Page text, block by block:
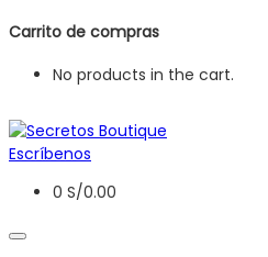
Carrito de compras
No products in the cart.
Escríbenos
0 S/0.00